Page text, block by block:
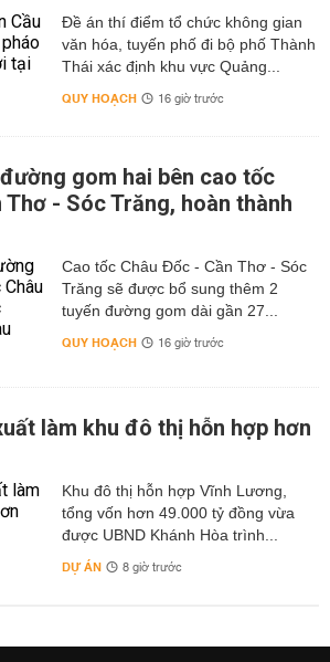
Đề án thí điểm tổ chức không gian
văn hóa, tuyến phố đi bộ phố Thành
Thái xác định khu vực Quảng...
QUY HOẠCH 16 giờ trước
gom hai bên cao tốc
Thơ - Sóc Trăng, hoàn thành
Cao tốc Châu Đốc - Cần Thơ - Sóc
Trăng sẽ được bổ sung thêm 2
tuyến đường gom dài gần 27...
QUY HOẠCH 16 giờ trước
làm khu đô thị hỗn hợp hơn
Khu đô thị hỗn hợp Vĩnh Lương,
tổng vốn hơn 49.000 tỷ đồng vừa
được UBND Khánh Hòa trình...
DỰ ÁN 8 giờ trước